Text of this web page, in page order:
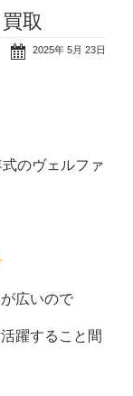
取
2025年 5月 23日
のヴェルファ
広いので
躍すること間